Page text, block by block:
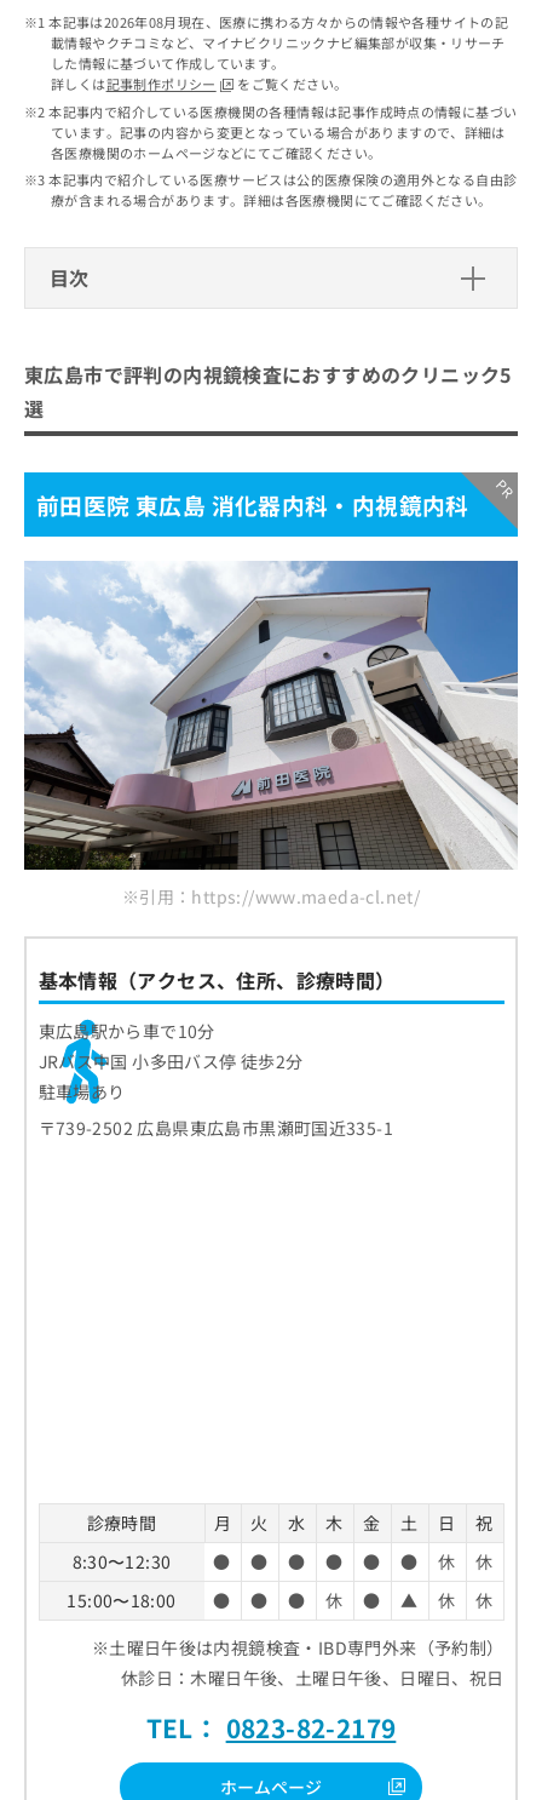
本記事は2026年08月現在、医療に携わる方々からの情報や各種サイトの記
載情報やクチコミなど、マイナビクリニックナビ編集部が収集・リサーチ
した情報に基づいて作成しています。
詳しくは記事制作ポリシー
をご覧ください。
本記事内で紹介している医療機関の各種情報は記事作成時点の情報に基づい
ています。記事の内容から変更となっている場合がありますので、詳細は
各医療機関のホームページなどにてご確認ください。
本記事内で紹介している医療サービスは公的医療保険の適用外となる自由診
療が含まれる場合があります。詳細は各医療機関にてご確認ください。
目次
東広島中央クリニック
本田クリニック・東広島胃と腸内視鏡内科
下山記念クリニック
中前外科・内科クリニック
まとめ：東広島市で評判の内視鏡検査におすす
めのクリニック5選
東広島市で評判の内視鏡検査におすすめのクリニック5
選
前田医院 東広島 消化器内科・内視鏡内科
※引用：https://www.maeda-cl.net/
基本情報（アクセス、住所、診療時間）
東広島駅から車で10分
JRバス中国 小多田バス停 徒歩2分
駐車場あり
〒739-2502 広島県東広島市黒瀬町国近335-1
診療時間 月 火 水 木 金 土 日
祝
8:30〜12:30
● ● ● ● ● ● 休
休
15:00〜18:00
● ● ● 休 ● ▲ 休
休
※土曜日午後は内視鏡検査・IBD専門外来（予約制）
休診日：木曜日午後、土曜日午後、日曜日、祝日
TEL： 0823-82-2179
ホームページ
こち
らは
マイ
ナビ
クリ
ニッ
クナ
ビサ
イト
フォ
クリ
ニッ
クの
予
のご
相談
はで
きま
ので
ご了
ださ
い。
こ
資
ご
ち
無
料
情
充
の
お
み
は
こ
ち
ら
掲
載
情
修
は
こ
ち
ら
そ
の
稿
問
は
ら
資
ご
請
求
ち
ら
無
料
情
報
拡
充
の
み
は
こ
ら
合
せ
ち
ら